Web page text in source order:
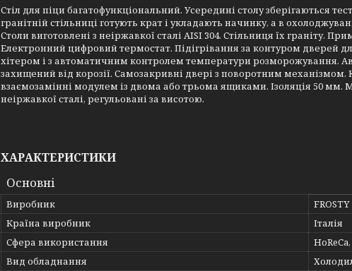
Стіл для піци багатофункціональний. Усередині столу зберігаються
гранітній стільниці готують крат і укладають начинку, а в
Столи виготовлені з неіржавкої сталі AISI 304. Стільниця їх граніту.
Електронний цифровий термостат. Підігрівання за контуром дверей
хітером і з автоматичним контролем температури розморожування.
захищений від корозії. Самозакривні двері з поворотним
взаємозамінні модулем із двома або трьома ящиками. Ізоляція 50 мм.
неіржавкої сталі, регульовані за висотою.
ХАРАКТЕРИСТИКИ
Основні
Виробник
FROSTY
Країна виробник
Італія
Сфера використання
Вид обладнання